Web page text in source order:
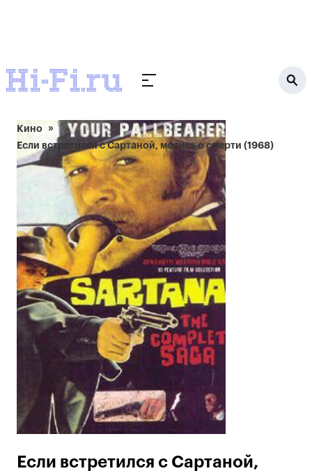
Кино
Если встретился с Сартаной, молись о смерти (1968)
Если встретился с Сартаной,